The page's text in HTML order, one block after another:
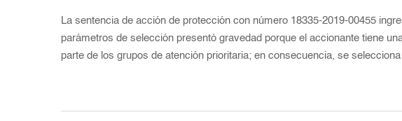
La sentencia de acción de protección con número 18335-2019-00455
parámetros de selección presentó gravedad porque el accionante tiene
parte de los grupos de atención prioritaria; en consecuencia, se